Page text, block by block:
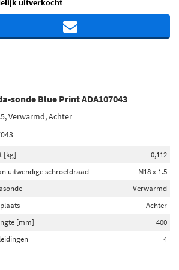
uitverkocht
sonde Blue Print ADA107043
Verwarmd, Achter
[kg]
0,112
uitwendige schroefdraad
M18 x 1.5
Verwarmd
Achter
[mm]
400
4